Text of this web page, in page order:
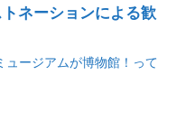
ネーションによる歓
ュージアムが博物館！って